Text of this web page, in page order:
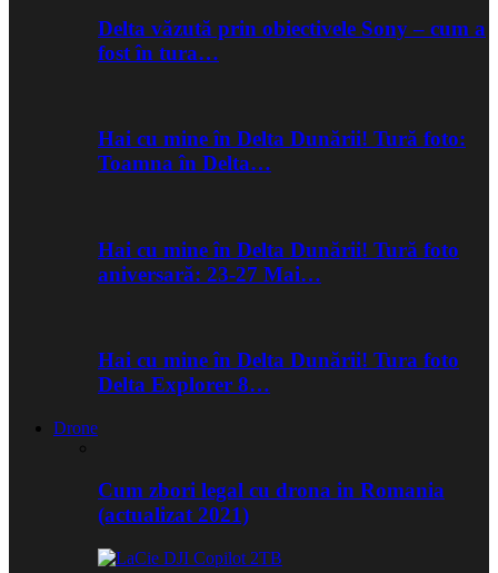
Delta văzută prin obiectivele Sony – cum a
fost în tura…
Hai cu mine în Delta Dunării! Tură foto:
Toamna în Delta…
Hai cu mine în Delta Dunării! Tură foto
aniversară: 23-27 Mai…
Hai cu mine în Delta Dunării! Tura foto
Delta Explorer 8…
Drone
Cum zbori legal cu drona in Romania
(actualizat 2021)